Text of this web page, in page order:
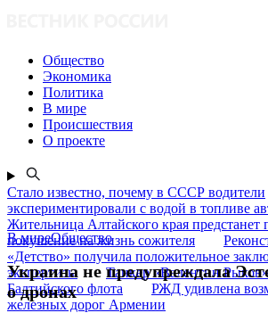
Общество
Экономика
Политика
В мире
Происшествия
О проекте
Стало известно, почему в СССР водители
экспериментировали с водой в топливе
Жительница Алтайского края предстанет
покушение на жизнь сожителя
«Детство» получила положительное
экспертизы
Танкер «Валентин
Балтийского флота
РЖД удивлена
железных дорог Армении
В миреОбщество
Украина не предупреждала
о дронах